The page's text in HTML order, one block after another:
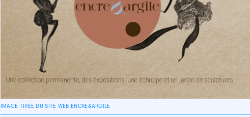
IMAGE TIRÉE DU SITE WEB ENCRE&ARGILE